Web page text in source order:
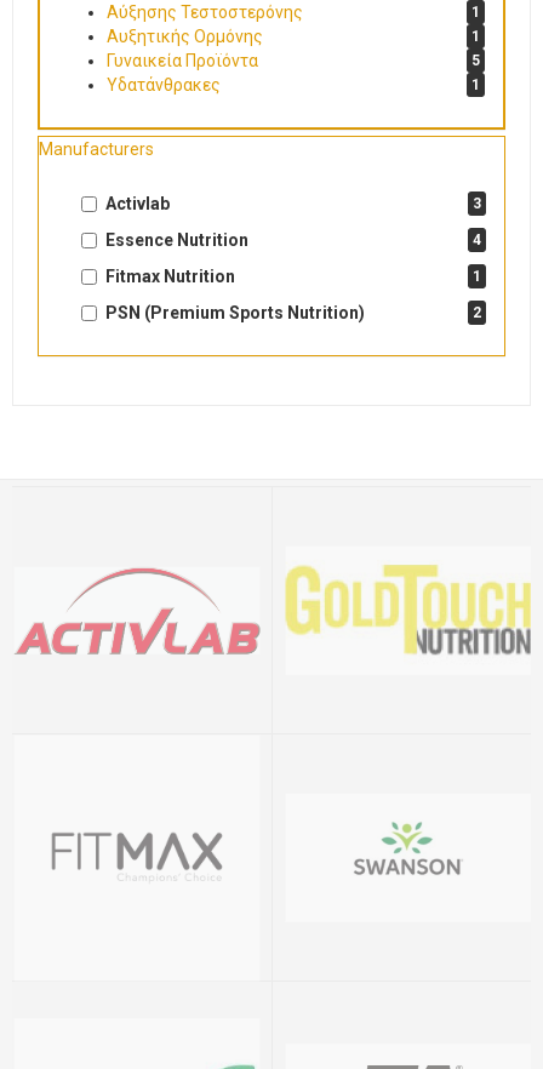
Αύξησης Τεστοστερόνης 1
Αυξητικής Ορμόνης 1
Γυναικεία Προϊόντα 5
Υδατάνθρακες 1
Manufacturers
Activlab 3
Essence Nutrition 4
Fitmax Nutrition 1
PSN (Premium Sports Nutrition) 2